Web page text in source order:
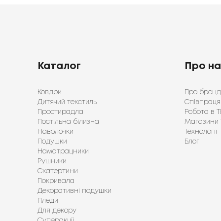
Каталог
Ковдри
Дитячий текстиль
Простирадла
Постільна білизна
Наволочки
Подушки
Наматрацники
Рушники
Скатертини
Покривала
Декоративні подушки
Пледи
Для декору
Про
Про бренд
Робота в
Магазини
Технології
Блог